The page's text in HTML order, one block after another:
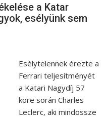
a Katar
esélyünk sem
Esélytelennek érezte a
Ferrari teljesítményét
a Katari Nagydíj 57
köre során Charles
Leclerc, aki mindössze